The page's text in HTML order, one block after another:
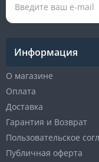
Информация
О магазине
Оплата
Доставка
Гарантия и Возврат
Пользовательское
Публичная оферта